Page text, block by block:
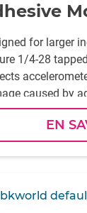
for larger
1/4-28
caused by
The
and used as a
for "roving"
EN